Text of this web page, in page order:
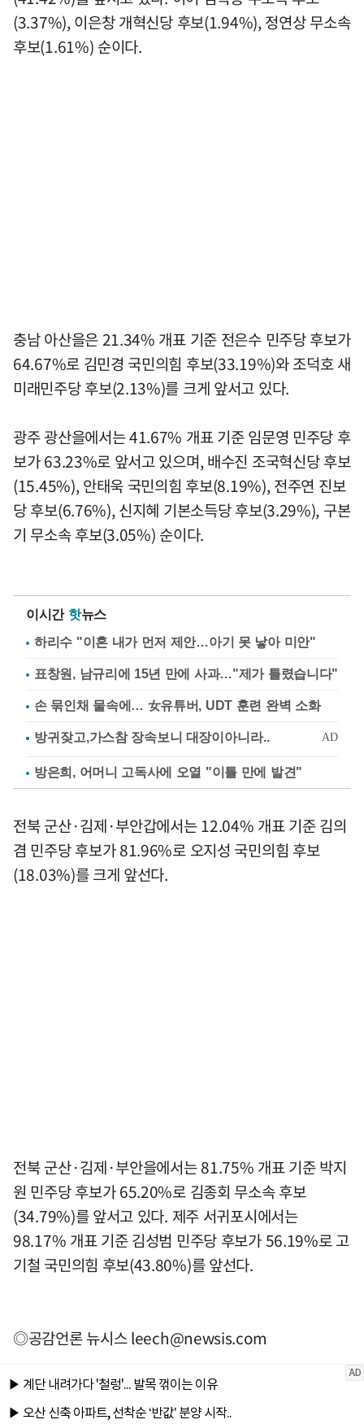
(3.37%), 이은창 개혁신당 후보(1.94%), 정연상 무소속
후보(1.61%) 순이다.
충남 아산을은 21.34% 개표 기준 전은수 민주당 후보가
64.67%로 김민경 국민의힘 후보(33.19%)와 조덕호 새
미래민주당 후보(2.13%)를 크게 앞서고 있다.
광주 광산을에서는 41.67% 개표 기준 임문영 민주당 후
보가 63.23%로 앞서고 있으며, 배수진 조국혁신당 후보
(15.45%), 안태욱 국민의힘 후보(8.19%), 전주연 진보
당 후보(6.76%), 신지혜 기본소득당 후보(3.29%), 구본
기 무소속 후보(3.05%) 순이다.
이시간 핫뉴스
하리수 "이혼 내가 먼저 제안…아기 못 낳아 미안"
표창원, 남규리에 15년 만에 사과…"제가 틀렸습니다"
손 묶인채 물속에… 女유튜버, UDT 훈련 완벽 소화
방은희, 어머니 고독사에 오열 "이틀 만에 발견"
전북 군산·김제·부안갑에서는 12.04% 개표 기준 김의
겸 민주당 후보가 81.96%로 오지성 국민의힘 후보
(18.03%)를 크게 앞선다.
전북 군산·김제·부안을에서는 81.75% 개표 기준 박지
원 민주당 후보가 65.20%로 김종회 무소속 후보
(34.79%)를 앞서고 있다. 제주 서귀포시에서는
98.17% 개표 기준 김성범 민주당 후보가 56.19%로 고
기철 국민의힘 후보(43.80%)를 앞선다.
◎공감언론 뉴시스leech@newsis.com